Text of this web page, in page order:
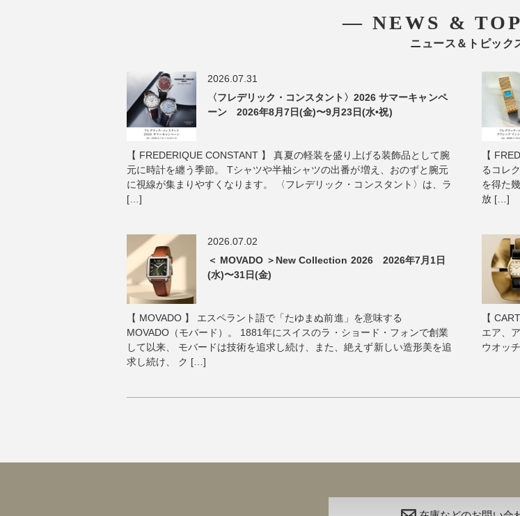
― NEWS &
ニュース＆トピック
2026.07.31
〈フレデリック・コンスタント〉2026 サマーキャンペ
ーン 2026年8月7日(金)〜9月23日(水•祝)
【 FREDERIQUE CONSTANT 】 真夏の軽装を盛り上げる装飾品として腕
元に時計を纏う季節。 Tシャツや半袖シャツの出番が増え、おのずと腕元
に視線が集まりやすくなります。 〈フレデリック・コンスタント〉は、ラ
[…]
【
るコレ
を得た
放 […]
2026.07.02
＜ MOVADO ＞New Collection 2026 2026年7月1日
(水)〜31日(金)
【 MOVADO 】 エスペラント語で「たゆまぬ前進」を意味する
MOVADO（モバード）。 1881年にスイスのラ・ショード・フォンで創業
して以来、 モバードは技術を追求し続け、また、絶えず新しい造形美を追
求し続け、 ク […]
【
エア、
ウオッ